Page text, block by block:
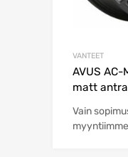
VANTEET
AVUS AC-
matt
Vain
myyntiimme